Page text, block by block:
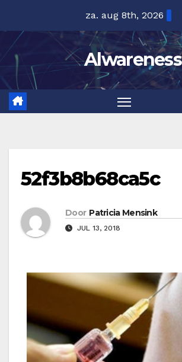
inhoud
za. aug 8th, 2026
Alwareness
52f3b8b68ca5c
Door Patricia Mensink
JUL 13, 2018